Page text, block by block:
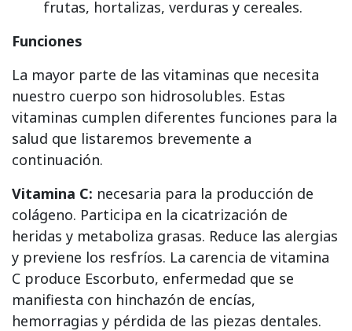
frutas, hortalizas, verduras y cereales.
Funciones
La mayor parte de las vitaminas que necesita
nuestro cuerpo son hidrosolubles. Estas
vitaminas cumplen diferentes funciones para la
salud que listaremos brevemente a
continuación.
Vitamina C: necesaria para la producción de
colágeno. Participa en la cicatrización de
heridas y metaboliza grasas. Reduce las alergias
y previene los resfríos. La carencia de vitamina
C produce Escorbuto, enfermedad que se
manifiesta con hinchazón de encías,
hemorragias y pérdida de las piezas dentales.